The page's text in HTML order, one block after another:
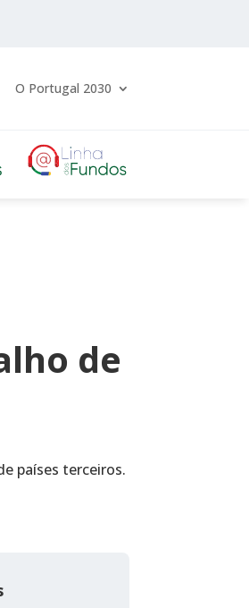
O Portugal 2030
de
países terceiros.